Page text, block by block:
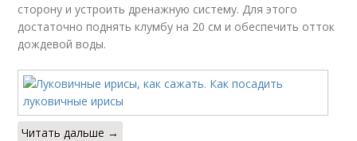
сторону и устроить дренажную систему. Для этого
достаточно поднять клумбу на 20 см и обеспечить отток
дождевой воды.
Читать дальше →